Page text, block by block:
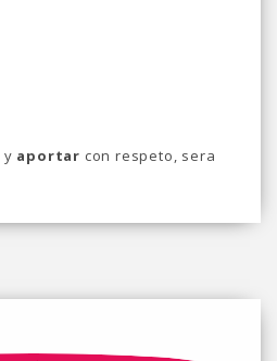
y aportar con respeto, sera